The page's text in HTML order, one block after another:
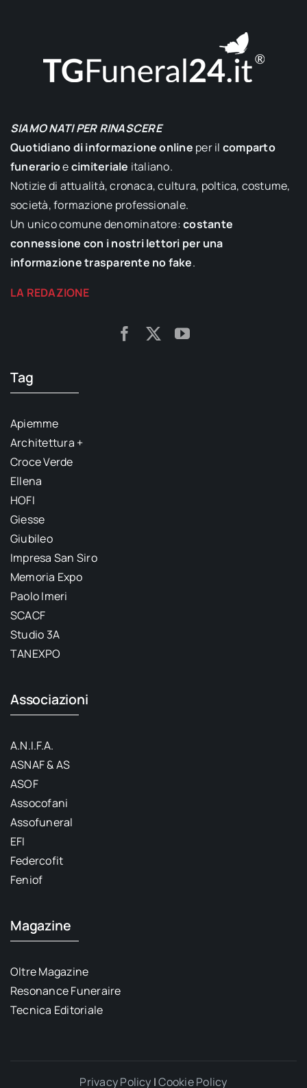
SIAMO NATI PER RINASCERE
Quotidiano di informazione online per il comparto
funerarioecimiteriale italiano.
Notizie di attualità, cronaca, cultura, poltica, costume,
società, formazione professionale.
Un unico comune denominatore:costante
connessione con i nostri lettori per una
informazione trasparente no fake.
LA REDAZIONE
Tag
Apiemme
Architettura +
Croce Verde
Ellena
HOFI
Giesse
Giubileo
Impresa San Siro
Memoria Expo
Paolo Imeri
SCACF
Studio 3A
TANEXPO
Associazioni
A.N.I.F.A.
ASNAF & AS
ASOF
Assocofani
Assofuneral
EFI
Federcofit
Feniof
Magazine
Oltre Magazine
Resonance Funeraire
Tecnica Editoriale
Privacy Policy |Cookie Policy